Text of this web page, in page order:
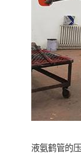
液氨鹤管的